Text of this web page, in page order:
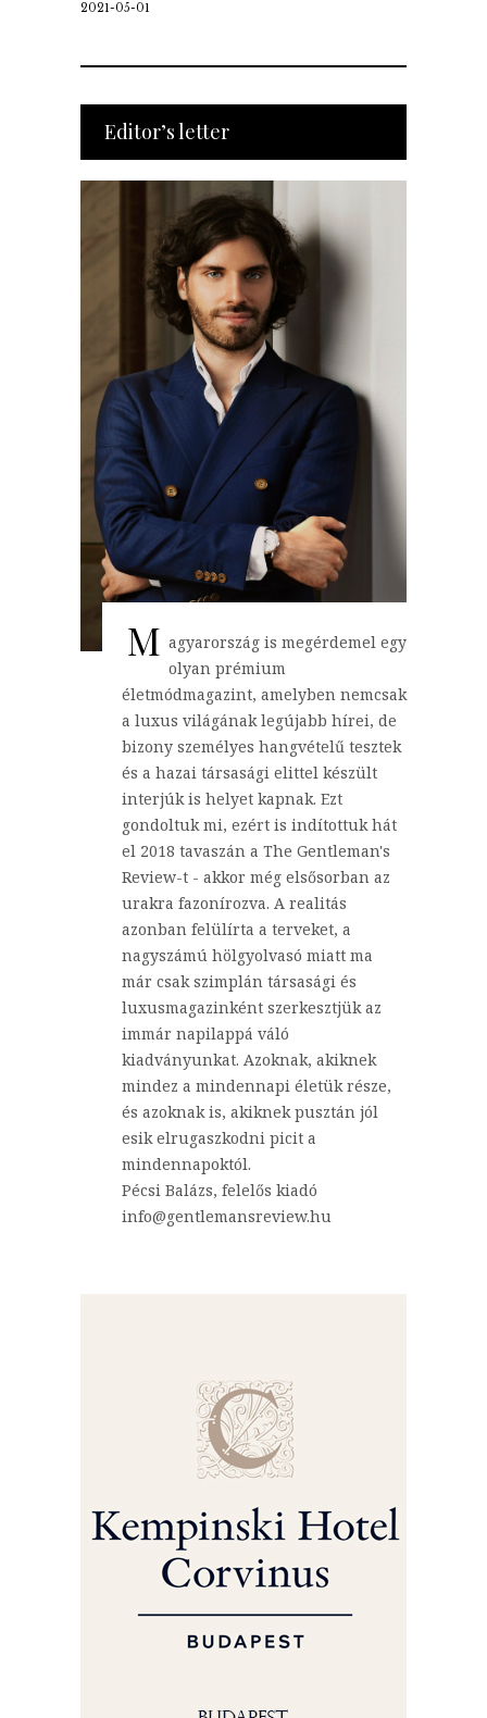
2021-05-01
Editor’s letter
M agyarország is megérdemel egy
olyan prémium
életmódmagazint, amelyben nemcsak
a luxus világának legújabb hírei, de
bizony személyes hangvételű tesztek
és a hazai társasági elittel készült
interjúk is helyet kapnak. Ezt
gondoltuk mi, ezért is indítottuk hát
el 2018 tavaszán a The Gentleman's
Review-t - akkor még elsősorban az
urakra fazonírozva. A realitás
azonban felülírta a terveket, a
nagyszámú hölgyolvasó miatt ma
már csak szimplán társasági és
luxusmagazinként szerkesztjük az
immár napilappá váló
kiadványunkat. Azoknak, akiknek
mindez a mindennapi életük része,
és azoknak is, akiknek pusztán jól
esik elrugaszkodni picit a
mindennapoktól.
Pécsi Balázs, felelős kiadó
info@gentlemansreview.hu